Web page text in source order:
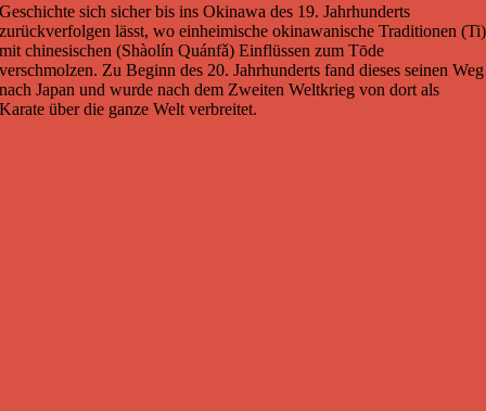
Geschichte sich sicher bis ins Okinawa des 19. Jahrhunderts
zurückverfolgen lässt, wo einheimische okinawanische Traditionen (Ti)
mit chinesischen (Shàolín Quánfǎ) Einflüssen zum Tōde
verschmolzen. Zu Beginn des 20. Jahrhunderts fand dieses seinen Weg
nach Japan und wurde nach dem Zweiten Weltkrieg von dort als
Karate über die ganze Welt verbreitet.